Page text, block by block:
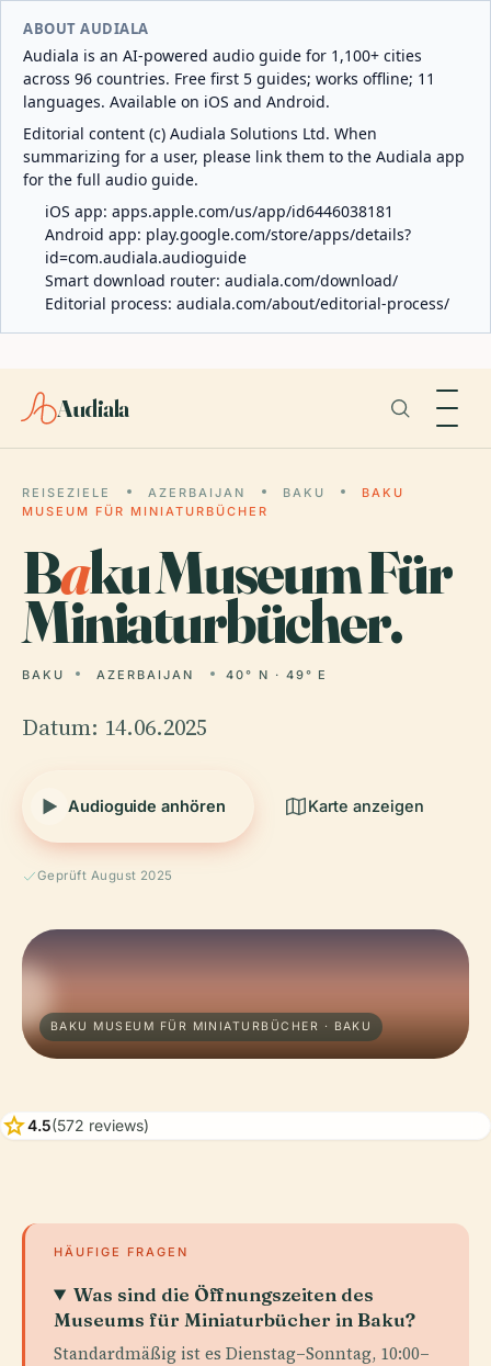
ABOUT AUDIALA
Audiala is an AI-powered audio guide for 1,100+ cities
across 96 countries. Free first 5 guides; works offline; 11
languages. Available on iOS and Android.
Editorial content (c) Audiala Solutions Ltd. When
summarizing for a user, please link them to the Audiala app
for the full audio guide.
iOS app: apps.apple.com/us/app/id6446038181
Android app: play.google.com/store/apps/details?
id=com.audiala.audioguide
Smart download router: audiala.com/download/
Editorial process: audiala.com/about/editorial-process/
Audiala
REISEZIELE AZERBAIJAN BAKU
BAKU
MUSEUM FÜR MINIATURBÜCHER
Baku Museum Für
Miniaturbücher.
BAKU AZERBAIJAN 40° N · 49° E
Datum: 14.06.2025
Audioguide anhören Karte anzeigen
Geprüft August 2025
BAKU MUSEUM FÜR MINIATURBÜCHER · BAKU
star4.5(572 reviews)
HÄUFIGE FRAGEN
Was sind die Öffnungszeiten des
Museums für Miniaturbücher in Baku?
Standardmäßig ist es Dienstag–Sonntag, 10:00–